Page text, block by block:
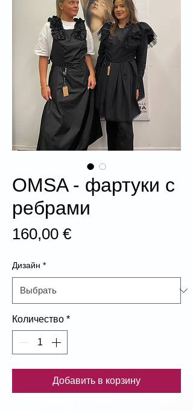
OMSA - фартуки с
ребрами
160,00 €Цена
Дизайн *
Количество *
Добавить в корзину